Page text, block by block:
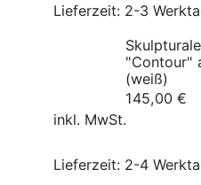
Lieferzeit: 2-3
"Contour"
(weiß)
145,00€
inkl. MwSt.
Lieferzeit: 2-4